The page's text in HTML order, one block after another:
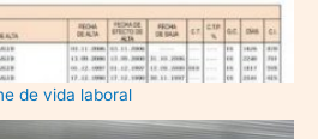
de vida laboral